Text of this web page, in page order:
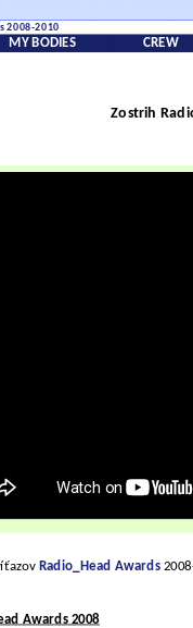
2008-2010
MY BODIES CREW
Zostrih
Radio_Head Awards
Awards 2008